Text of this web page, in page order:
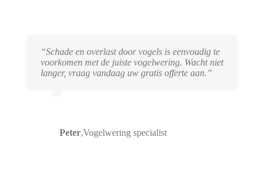
“Schade en overlast door vogels is eenvoudig te
voorkomen met de juiste vogelwering. Wacht niet
langer, vraag vandaag uw gratis offerte aan.”
Peter,Vogelwering specialist